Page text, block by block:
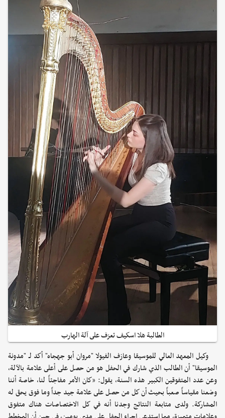
الطالبة هلا اسكيف تعزف على آلة الهارب
وكيل المعهد العالي للموسيقا وعازف الفيولا "مروان أبو جهجاه" أكد لـ "مدونة
الموسيقا" أن الطالب الذي شارك في الحفل هو من حصل على أعلى علامة بالآلة،
وعن عدد المتفوقين الكبير هذه السنة، يقول: «كان الأمر مفاجئاً لنا، خاصة أننا
وضعنا مقياساً صعباً بحيث أن كل من حصل على علامة جيد جداً وما فوق يحق له
المشاركة. ولدى متابعة النتائج وجدنا أنه في كل الاختصاصات هناك متفوق